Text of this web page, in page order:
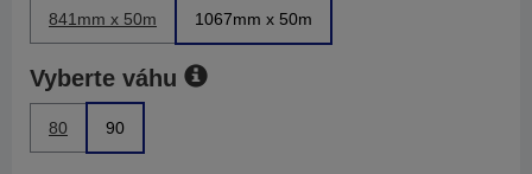
841mm x 50m 1067mm x 50m
Vyberte váhu
80 90